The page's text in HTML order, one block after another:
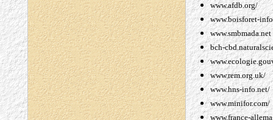
www.afdb.org/
www.boisforet-
www.smbmada.net
bch-
www.rem.org.uk/
www.hns-info.net/
www.minifor.com/
www.france-